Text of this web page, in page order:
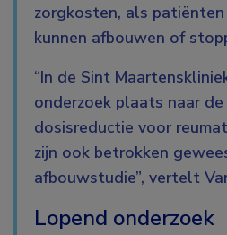
zorgkosten, als patiënten
kunnen afbouwen of
“In de Sint
onderzoek plaats naar
dosisreductie voor
zijn ook betrokken
afbouwstudie”, vertelt
Lopend onderzoek